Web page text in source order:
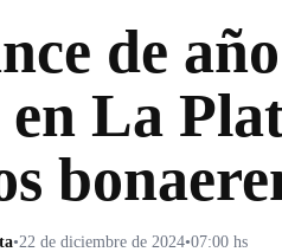
de
en La
•22 de diciembre de 2024•07:00 hs